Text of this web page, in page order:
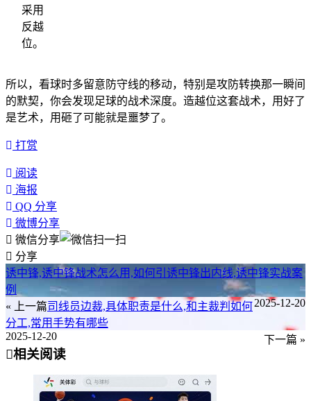
采用
反越
位。
所以，看球时多留意防守线的移动，特别是攻防转换那一瞬间
的默契，你会发现足球的战术深度。造越位这套战术，用好了
是艺术，用砸了可能就是噩梦了。
打赏
阅读
海报
QQ 分享
微博分享
微信分享
分享
诱中锋,诱中锋战术怎么用,如何引诱中锋出内线,诱中锋实战案
例
« 上一篇
2025-12-20
司线员边裁,具体职责是什么,和主裁判如何
分工,常用手势有哪些
下一篇 »
2025-12-20
相关阅读